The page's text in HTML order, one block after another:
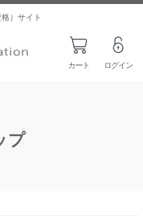
）サイト
カート ログイン
プ